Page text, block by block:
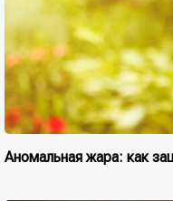
Аномальная жара: как